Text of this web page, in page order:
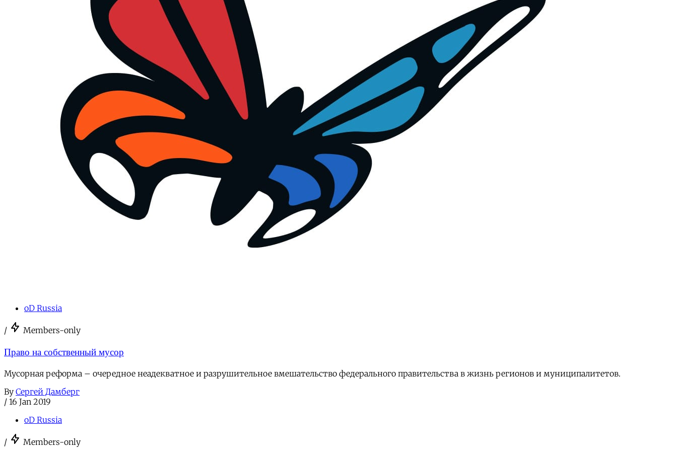
oD Russia
/ Members-only
Право на собственный мусор
Мусорная реформа – очередное неадекватное и разрушительное вмешательство федерального правительства в жизнь регионов и муниципалитетов.
By Сергей Дамберг
/ 16 Jan 2019
oD Russia
/ Members-only